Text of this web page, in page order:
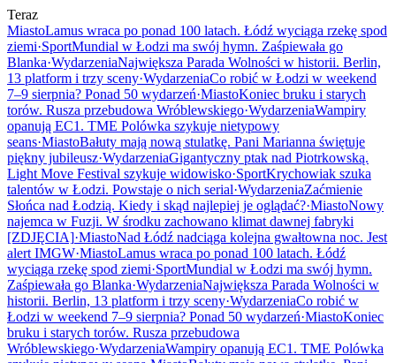
Teraz
MiastoLamus wraca po ponad 100 latach. Łódź wyciąga rzekę spod
ziemi·SportMundial w Łodzi ma swój hymn. Zaśpiewała go
Blanka·WydarzeniaNajwiększa Parada Wolności w historii. Berlin,
13 platform i trzy sceny·WydarzeniaCo robić w Łodzi w weekend
7–9 sierpnia? Ponad 50 wydarzeń·MiastoKoniec bruku i starych
torów. Rusza przebudowa Wróblewskiego·WydarzeniaWampiry
opanują EC1. TME Polówka szykuje nietypowy
seans·MiastoBałuty mają nową stulatkę. Pani Marianna świętuje
piękny jubileusz·WydarzeniaGigantyczny ptak nad Piotrkowską.
Light Move Festival szykuje widowisko·SportKrychowiak szuka
talentów w Łodzi. Powstaje o nich serial·WydarzeniaZaćmienie
Słońca nad Łodzią. Kiedy i skąd najlepiej je oglądać?·MiastoNowy
najemca w Fuzji. W środku zachowano klimat dawnej fabryki
[ZDJĘCIA]·MiastoNad Łódź nadciąga kolejna gwałtowna noc. Jest
alert IMGW·MiastoLamus wraca po ponad 100 latach. Łódź
wyciąga rzekę spod ziemi·SportMundial w Łodzi ma swój hymn.
Zaśpiewała go Blanka·WydarzeniaNajwiększa Parada Wolności w
historii. Berlin, 13 platform i trzy sceny·WydarzeniaCo robić w
Łodzi w weekend 7–9 sierpnia? Ponad 50 wydarzeń·MiastoKoniec
bruku i starych torów. Rusza przebudowa
Wróblewskiego·WydarzeniaWampiry opanują EC1. TME Polówka